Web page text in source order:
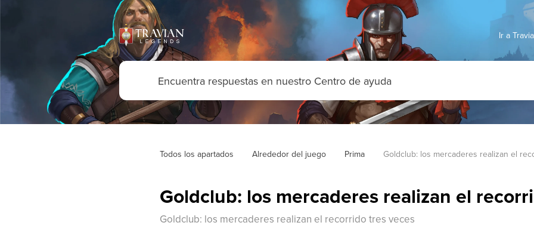
Ir a
Todos los apartados Alrededor del juego Prima Goldclub: los mercaderes realizan el
Goldclub: los mercaderes realizan el
Goldclub: los mercaderes realizan el recorrido tres veces